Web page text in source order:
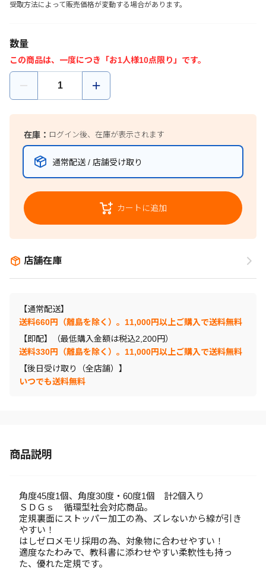
受取方法によって販売価格が変動する場合があります。
数量
この商品は、一度につき「お1人様10点限り」です。
在庫： ログイン後、在庫が表示されます
通常配送 / 店舗受け取り
カートに追加
店舗在庫
【通常配送】
送料660円（離島を除く）。11,000円以上ご購入で送料無料
【即配】（最低購入金額は税込2,200円）
送料330円（離島を除く）。11,000円以上ご購入で送料無料
【後日受け取り（全店舗）】
いつでも送料無料
商品説明
角度45度1個、角度30度・60度1個 計2個入り
ＳＤＧｓ 循環型社会対応商品。
定規裏面にストッパー加工の為、ズレないから線が引き
やすい！
はしゼロメモリ採用の為、対象物に合わせやすい！
適度なたわみで、教科書に添わせやすい柔軟性も持っ
た、優れた定規です。